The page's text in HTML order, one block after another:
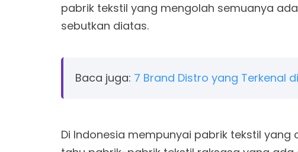
pabrik tekstil yang mengolah semuanya
sebutkan diatas.
Baca juga: 7 Brand Distro yang Terkenal
Di Indonesia mempunyai pabrik tekstil